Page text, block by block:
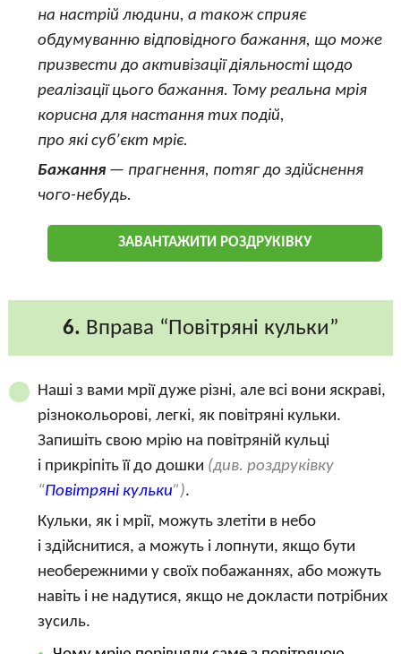
на настрій людини, а також сприяє
обдумуванню відповідного бажання, що може
призвести до активізації діяльності щодо
реалізації цього бажання. Тому реальна мрія
корисна для настання тих подій,
про які суб’єкт мріє.
Бажання — прагнення, потяг до здійснення
чого-небудь.
ЗАВАНТАЖИТИ РОЗДРУКІВКУ
6. Вправа “Повітряні кульки”
Наші з вами мрії дуже різні, але всі вони яскраві,
різнокольорові, легкі, як повітряні кульки.
Запишіть свою мрію на повітряній кульці
і прикріпіть її до дошки (див. роздруківку
“Повітряні кульки”).
Кульки, як і мрії, можуть злетіти в небо
і здійснитися, а можуть і лопнути, якщо бути
необережними у своїх побажаннях, або можуть
навіть і не надутися, якщо не докласти потрібних
зусиль.